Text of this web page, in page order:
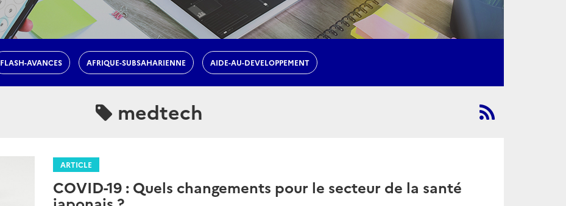
FLASH-AVANCES AFRIQUE-SUBSAHARIENNE AIDE-AU-DEVELOPPEMENT
medtech
ARTICLE
COVID-19 : Quels changements pour le secteur de la santé